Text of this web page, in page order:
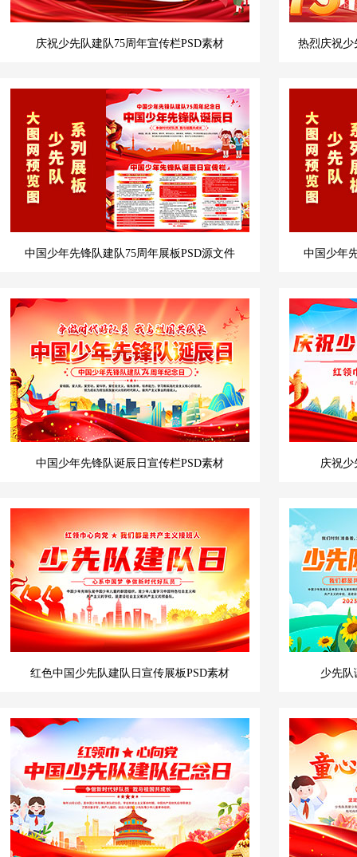
庆祝少先队建队75周年宣传栏PSD素材 热烈庆祝少
中国少年先锋队建队75周年展板PSD源文件 中国少年
中国少年先锋队诞辰日宣传栏PSD素材 庆祝少
红色中国少先队建队日宣传展板PSD素材 少先队